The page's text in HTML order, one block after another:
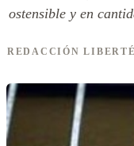
ostensible y en
REDACCIÓN